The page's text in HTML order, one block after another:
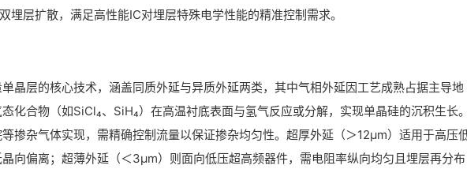
埋层扩散，满足高性能IC对埋层特殊电学性能的精准控制需求。
晶层的核心技术，涵盖同质外延与异质外延两类，其中气相外延因工艺成熟占据主导地
化合物（如SiCl₄、SiH₄）在高温衬底表面与氢气反应或分解，实现单晶硅的沉积生长
掺杂气体实现，需精确控制流量以保证掺杂均匀性。超厚外延（＞12μm）适用于高压
向偏离；超薄外延（＜3μm）则面向低压超高频器件，需电阻率纵向均匀且埋层再分布